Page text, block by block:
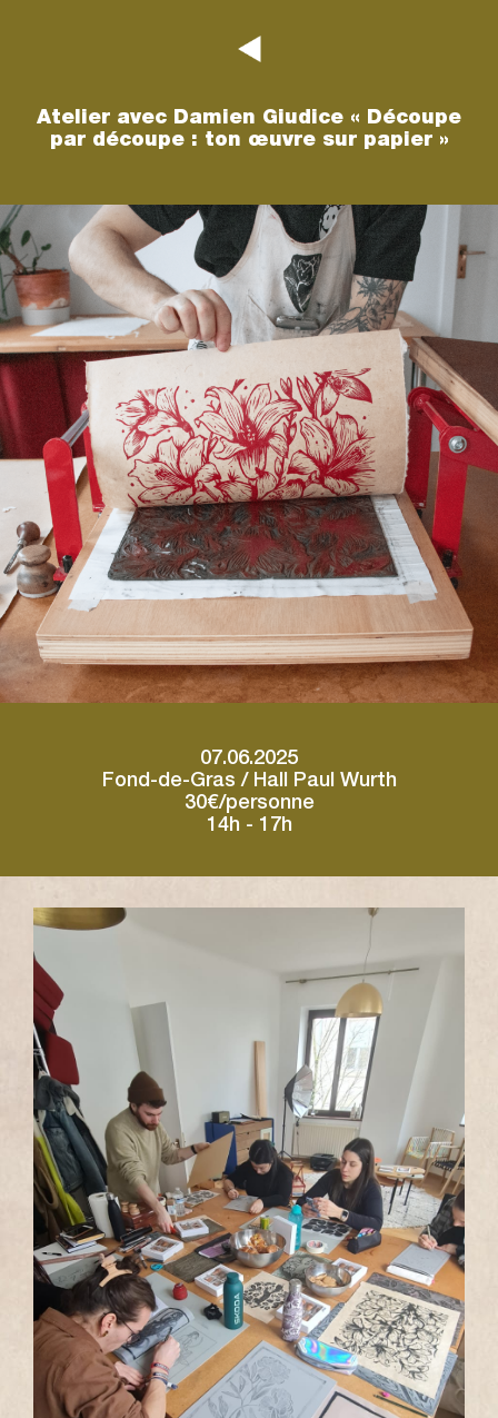
Atelier avec Damien Giudice « Découpe
par découpe : ton œuvre sur papier »
07.06.2025
Fond-de-Gras / Hall Paul Wurth
30€/personne
14h - 17h